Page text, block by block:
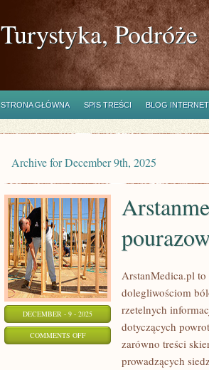
Turystyka, Podróże
STRONA GŁÓWNA SPIS TREŚCI BLOG
Archive for December 9th, 2025
DECEMBER - 9 - 2025
COMMENTS OFFON
ArstanMedica.pl
dolegliwościom
rzetelnych
dotyczących
zarówno treści
prowadzących